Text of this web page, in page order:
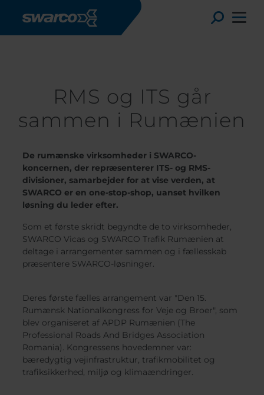
Toggle
Čeština
Africa
Albania
Austria
Armenia
Belgium
Finland
France
Germany
Greece
Iceland
Italy
Jamaica
Latvia
Moldavia
Netherlands
Norway
Nyheder & Referencer RMS og ITS går sammen i Rumænien
RMS og ITS går
sammen i Rumænien
De rumænske virksomheder i SWARCO-
koncernen, der repræsenterer ITS- og RMS-
divisioner, samarbejder for at vise verden, at
SWARCO er en one-stop-shop, uanset hvilken
løsning du leder efter.
Som et første skridt begyndte de to virksomheder,
SWARCO Vicas og SWARCO Trafik Rumænien at
deltage i arrangementer sammen og i fællesskab
præsentere SWARCO-løsninger.
Deres første fælles arrangement var "Den 15.
Rumænsk Nationalkongress for Veje og Broer", som
blev organiseret af APDP Rumænien (The
Professional Roads And Bridges Association
Romania). Kongressens hovedemner var:
bæredygtig vejinfrastruktur, trafikmobilitet og
trafiksikkerhed, miljø og klimaændringer.